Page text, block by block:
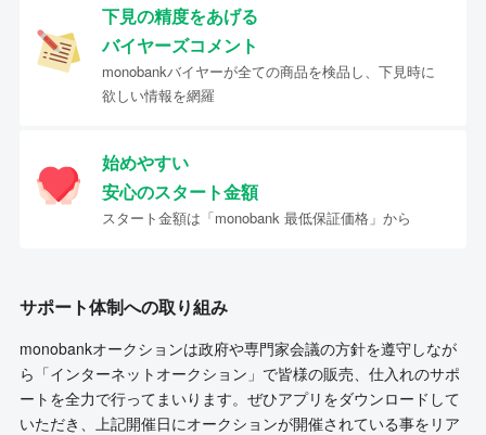
下見の精度をあげる
バイヤーズコメント
monobankバイヤーが全ての商品を検品し、下見時に
欲しい情報を網羅
始めやすい
安心のスタート金額
スタート金額は「monobank 最低保証価格」から
サポート体制への取り組み
monobankオークションは政府や専門家会議の方針を遵守しなが
ら「インターネットオークション」で皆様の販売、仕入れのサポ
ートを全力で行ってまいります。ぜひアプリをダウンロードして
いただき、上記開催日にオークションが開催されている事をリア